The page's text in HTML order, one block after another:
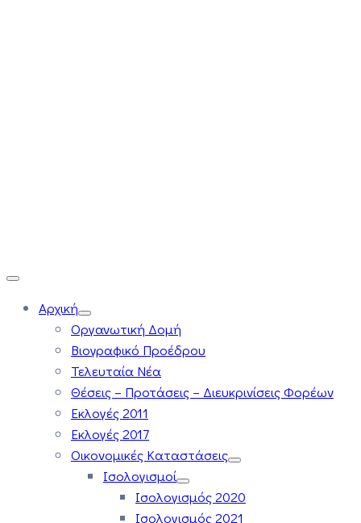
Αρχική
Οργανωτική Δομή
Βιογραφικό Προέδρου
Τελευταία Νέα
Θέσεις – Προτάσεις – Διευκρινίσεις Φορέων
Εκλογές 2011
Εκλογές 2017
Οικονομικές Καταστάσεις
Ισολογισμοί
Ισολογισμός 2020
Ισολογισμός 2021